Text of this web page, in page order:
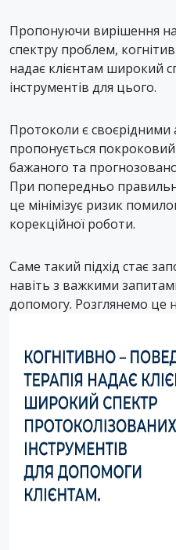
Пропонуючи вирішення
спектру проблем,
надає клієнтам широкий
інструментів для цього.
Протоколи є
пропонується
бажаного та
При попередньо
це мінімізує ризик
корекційної роботи.
Саме такий підхід стає
навіть з важкими
допомогу. Розглянемо це